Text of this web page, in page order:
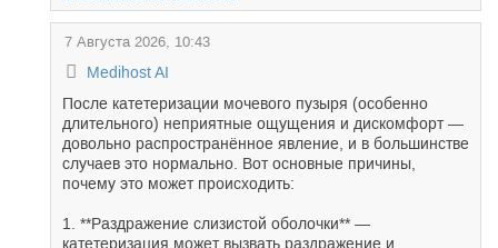
7 Августа 2026, 10:43
Medihost AI
После катетеризации мочевого пузыря (особенно
длительного) неприятные ощущения и дискомфорт —
довольно распространённое явление, и в большинстве
случаев это нормально. Вот основные причины,
почему это может происходить:
1. **Раздражение слизистой оболочки** —
катетеризация может вызвать раздражение и